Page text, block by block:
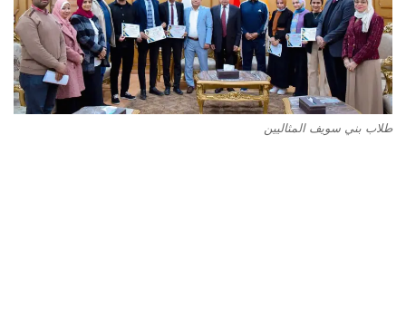
طلاب بني سويف المثاليين